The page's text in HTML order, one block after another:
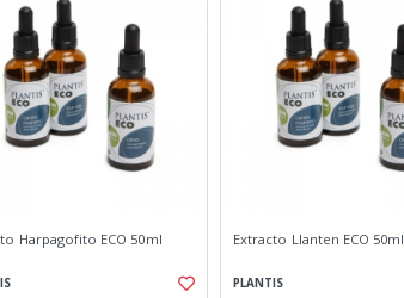
Harpagofito ECO 50ml Extracto Llanten ECO 50ml
PLANTIS